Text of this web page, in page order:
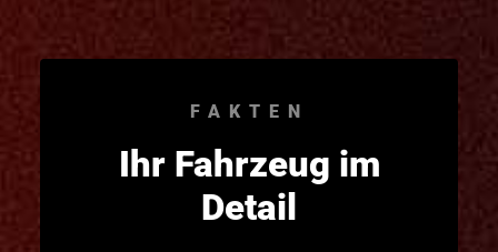
FAKTEN
Ihr Fahrzeug im
Detail